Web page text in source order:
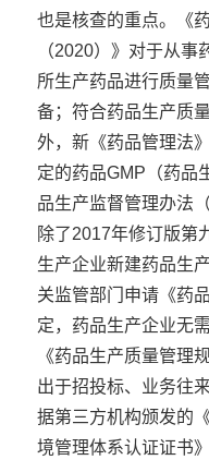
也是核查的重点。《
（2020）》对于从事
所生产药品进行质量
备；符合药品生产质
外，新《药品管理法
定的药品GMP（药品
品生产监督管理办法
除了2017年修订版第
生产企业新建药品生
关监管部门申请《药
定，药品生产企业无
《药品生产质量管理
出于招投标、业务往
据第三方机构颁发的
境管理体系认证证书